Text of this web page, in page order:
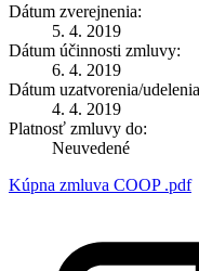
Dátum zverejnenia:
5. 4. 2019
Dátum účinnosti zmluvy:
6. 4. 2019
Dátum uzatvorenia/
4. 4. 2019
Platnosť zmluvy do:
Neuvedené
Kúpna zmluva COOP .pdf